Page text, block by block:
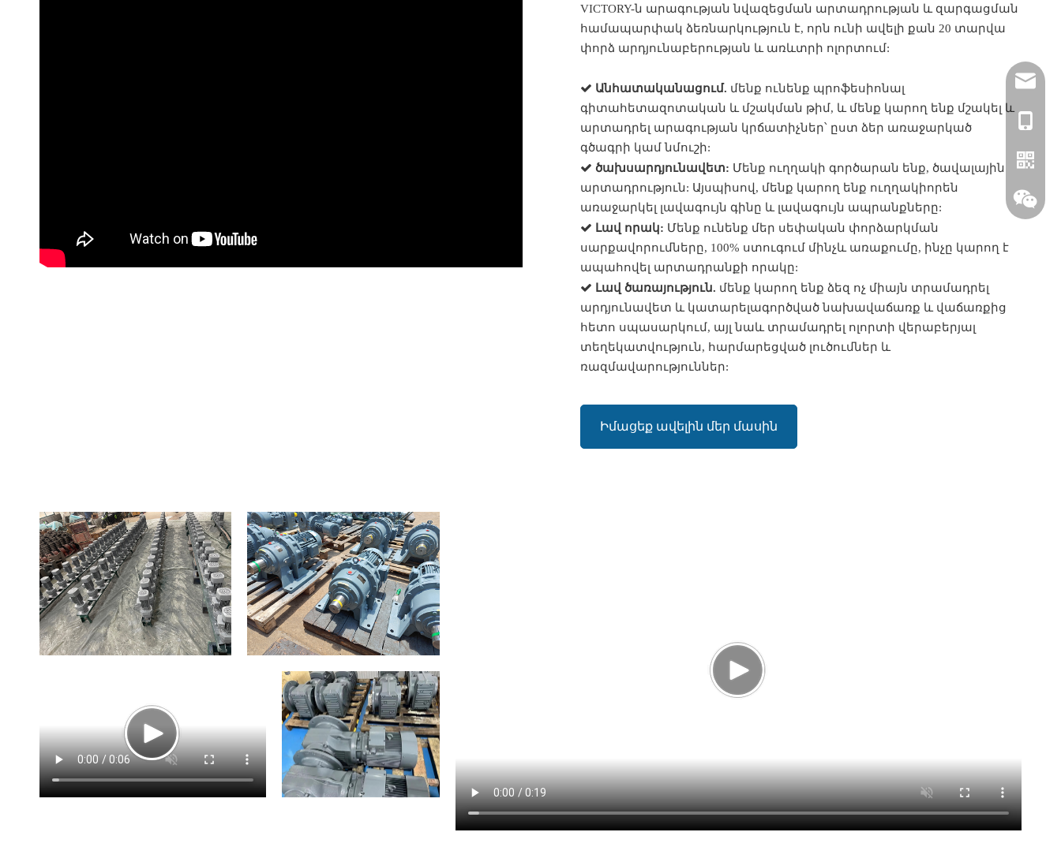
VICTORY-ն արագության նվազեցման արտադրության և զարգացման
համապարփակ ձեռնարկություն է, որն ունի ավելի քան 20 տարվա
փորձ արդյունաբերության և առևտրի ոլորտում:
 Անհատականացում. մենք ունենք պրոֆեսիոնալ
գիտահետազոտական ​​և մշակման թիմ, և մենք կարող ենք մշակել և
արտադրել արագության կրճատիչներ՝ ըստ ձեր առաջարկած
գծագրի կամ նմուշի:
 ծախսարդյունավետ: Մենք ուղղակի գործարան ենք, ծավալային
արտադրություն: Այսպիսով, մենք կարող ենք ուղղակիորեն
առաջարկել լավագույն գինը և լավագույն ապրանքները:
 Լավ որակ: Մենք ունենք մեր սեփական փորձարկման
սարքավորումները, 100% ստուգում մինչև առաքումը, ինչը կարող է
ապահովել արտադրանքի որակը:
 Լավ ծառայություն. մենք կարող ենք ձեզ ոչ միայն տրամադրել
արդյունավետ և կատարելագործված նախավաճառք և վաճառքից
հետո սպասարկում, այլ նաև տրամադրել ոլորտի վերաբերյալ
տեղեկատվություն, հարմարեցված լուծումներ և
ռազմավարություններ:
Իմացեք ավելին մեր մասին